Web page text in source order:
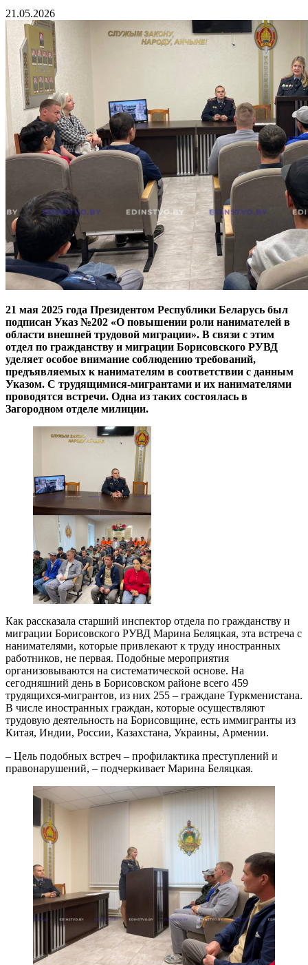
21.05.2026
21 мая 2025 года Президентом Республики Беларусь был
подписан Указ №202 «О повышении роли нанимателей в
области внешней трудовой миграции». В связи с этим
отдел по гражданству и миграции Борисовского РУВД
уделяет особое внимание соблюдению требований,
предъявляемых к нанимателям в соответствии с данным
Указом. С трудящимися-мигрантами и их нанимателями
проводятся встречи. Одна из таких состоялась в
Загородном отделе милиции.
Как рассказала старший инспектор отдела по гражданству и
миграции Борисовского РУВД Марина Беляцкая, эта встреча с
нанимателями, которые привлекают к труду иностранных
работников, не первая. Подобные мероприятия
организовываются на систематической основе. На
сегодняшний день в Борисовском районе всего 459
трудящихся-мигрантов, из них 255 – граждане Туркменистана.
В числе иностранных граждан, которые осуществляют
трудовую деятельность на Борисовщине, есть иммигранты из
Китая, Индии, России, Казахстана, Украины, Армении.
– Цель подобных встреч – профилактика преступлений и
правонарушений, – подчеркивает Марина Беляцкая.